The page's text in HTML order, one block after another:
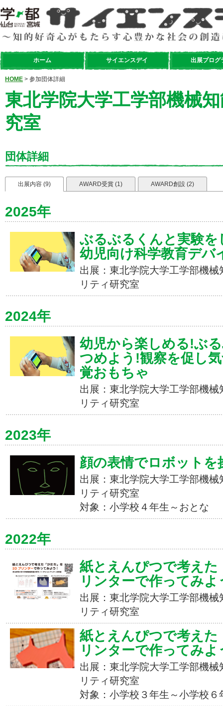
ホーム サイエンスデイ 出展プログ
HOME > 参加団体詳細
東北学院大学工学部機械
究室
団体詳細
出展内容 (9) AWARD受賞 (1) AWARD創設 (2)
2025年
ぶるぶるくんと実験
幼児向け科学教育デバ
出展：東北学院大学工学部機
リティ研究室
2024年
幼児から楽しめる!ぶ
つめよう!観察を促し
覚おもちゃ
出展：東北学院大学工学部機
リティ研究室
2023年
顔の表情でロボットを
出展：東北学院大学工学部機
リティ研究室
対象：小学校４年生～おとな
2022年
紙とえんぴつで考え
リンターで作ってみよ
出展：東北学院大学工学部機
リティ研究室
紙とえんぴつで考え
リンターで作ってみよ
出展：東北学院大学工学部機
リティ研究室
対象：小学校３年生～小学校６